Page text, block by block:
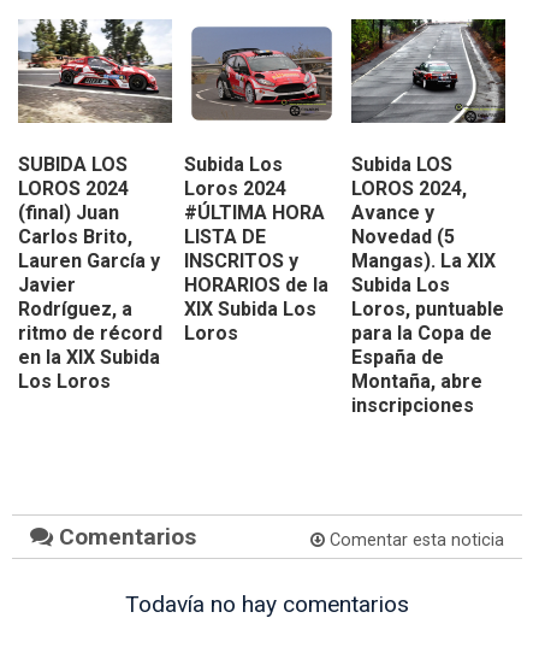
SUBIDA LOS
LOROS 2024
(final) Juan
Carlos Brito,
Lauren García y
Javier
Rodríguez, a
ritmo de récord
en la XIX Subida
Los Loros
Subida Los
Loros 2024
#ÚLTIMA HORA
LISTA DE
INSCRITOS y
HORARIOS de la
XIX Subida Los
Loros
Subida LOS
LOROS 2024,
Avance y
Novedad (5
Mangas). La XIX
Subida Los
Loros, puntuable
para la Copa de
España de
Montaña, abre
inscripciones
Comentarios Comentar esta noticia
Todavía no hay comentarios